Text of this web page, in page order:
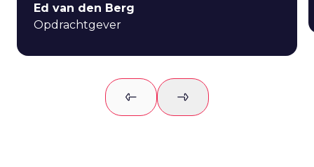
Ed van den Berg
Opdrachtgever
Previous slideNext slide